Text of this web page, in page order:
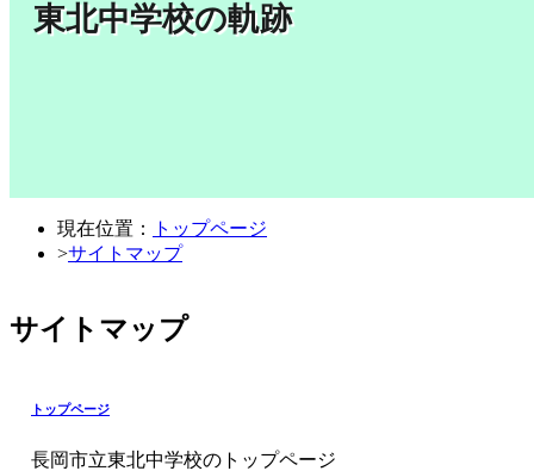
東北中学校の軌跡
現在位置：
トップページ
>サイトマップ
サイトマップ
トップページ
長岡市立東北中学校のトップページ